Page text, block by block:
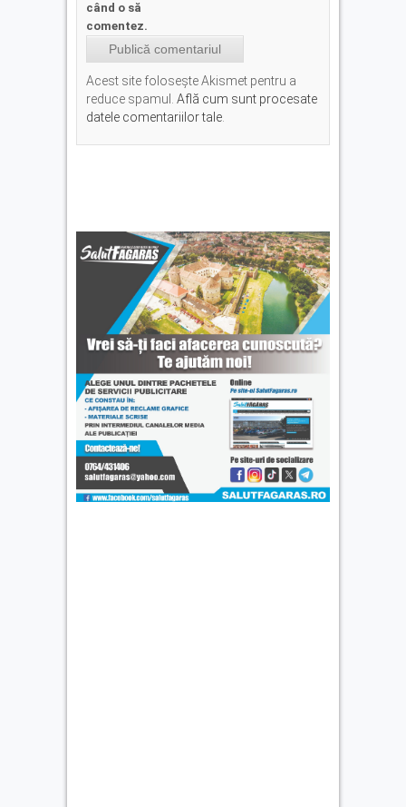
când o să
comentez.
Acest site folosește Akismet pentru a
reduce spamul. Află cum sunt procesate
datele comentariilor tale